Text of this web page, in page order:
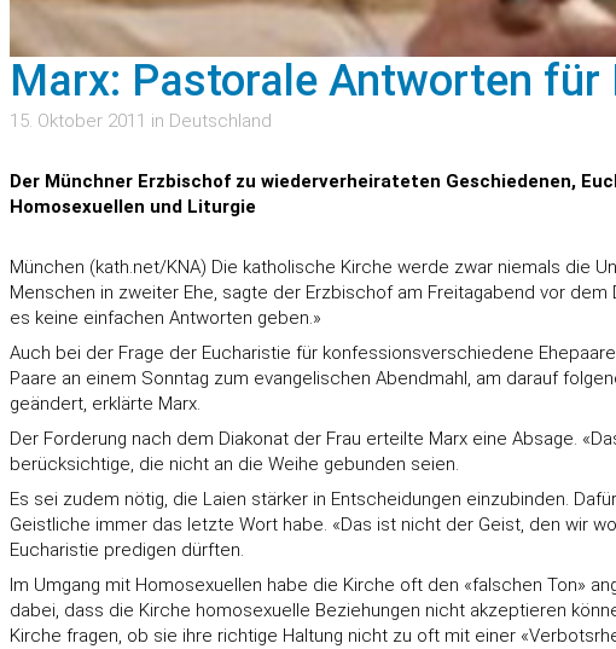
Marx: Pastorale Antworten für
15. Oktober 2011 in Deutschland
Der Münchner Erzbischof zu wiederverheirateten Geschiedenen,
Homosexuellen und Liturgie
München (kath.net/KNA) Die katholische Kirche werde zwar niemals die
Menschen in zweiter Ehe, sagte der Erzbischof am Freitagabend vor
es keine einfachen Antworten geben.»
Auch bei der Frage der Eucharistie für konfessionsverschiedene
Paare an einem Sonntag zum evangelischen Abendmahl, am darauf
geändert, erklärte Marx.
Der Forderung nach dem Diakonat der Frau erteilte Marx eine Absage.
berücksichtige, die nicht an die Weihe gebunden seien.
Es sei zudem nötig, die Laien stärker in Entscheidungen einzubinden.
Geistliche immer das letzte Wort habe. «Das ist nicht der Geist, den wir
Eucharistie predigen dürften.
Im Umgang mit Homosexuellen habe die Kirche oft den «falschen Ton»
dabei, dass die Kirche homosexuelle Beziehungen nicht akzeptieren
Kirche fragen, ob sie ihre richtige Haltung nicht zu oft mit einer